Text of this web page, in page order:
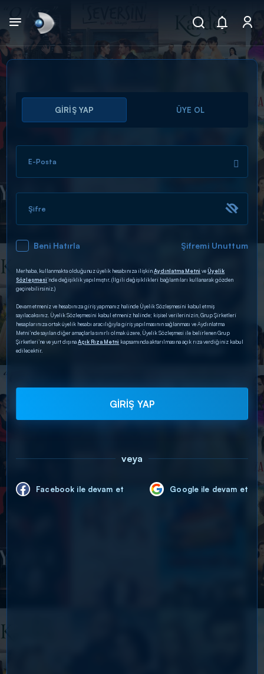
Arama
ARAMA SONUÇLARI
DİĞER SONUÇLAR
GİRİŞ YAP ÜYE OL
E-Posta
Şifre
Beni Hatırla Şifremi Unuttum
Merhaba, kullanmakta olduğunuz üyelik hesabınıza ilişkinAydınlatma Metni veÜyelik
Sözleşmesi’nde değişiklik yapılmıştır. (İlgili değişiklikleri bağlantıları kullanarak gözden
geçirebilirsiniz.)
Devam etmeniz ve hesabınıza giriş yapmanız halinde Üyelik Sözleşmesini kabul etmiş
sayılacaksınız. Üyelik Sözleşmesini kabul etmeniz halinde; kişisel verilerinizin, Grup Şirketleri
hesaplarınıza ortak üyelik hesabı aracılığıyla giriş yapılmasının sağlanması ve Aydınlatma
Metni’nde sayılan diğer amaçlarla sınırlı olmak üzere, Üyelik Sözleşmesi ile belirlenen Grup
Şirketleri’ne ve yurt dışınaAçık Rıza Metni kapsamında aktarılmasına açık rıza verdiğiniz kabul
edilecektir.
GİRİŞ YAP
veya
Facebook ile devam et Google ile devam et